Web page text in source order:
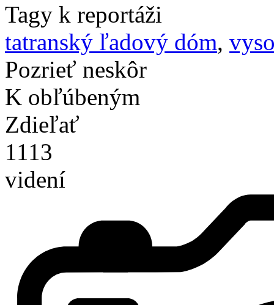
Tagy k reportáži
tatranský ľadový dóm,
Pozrieť neskôr
K obľúbeným
Zdieľať
1113
videní